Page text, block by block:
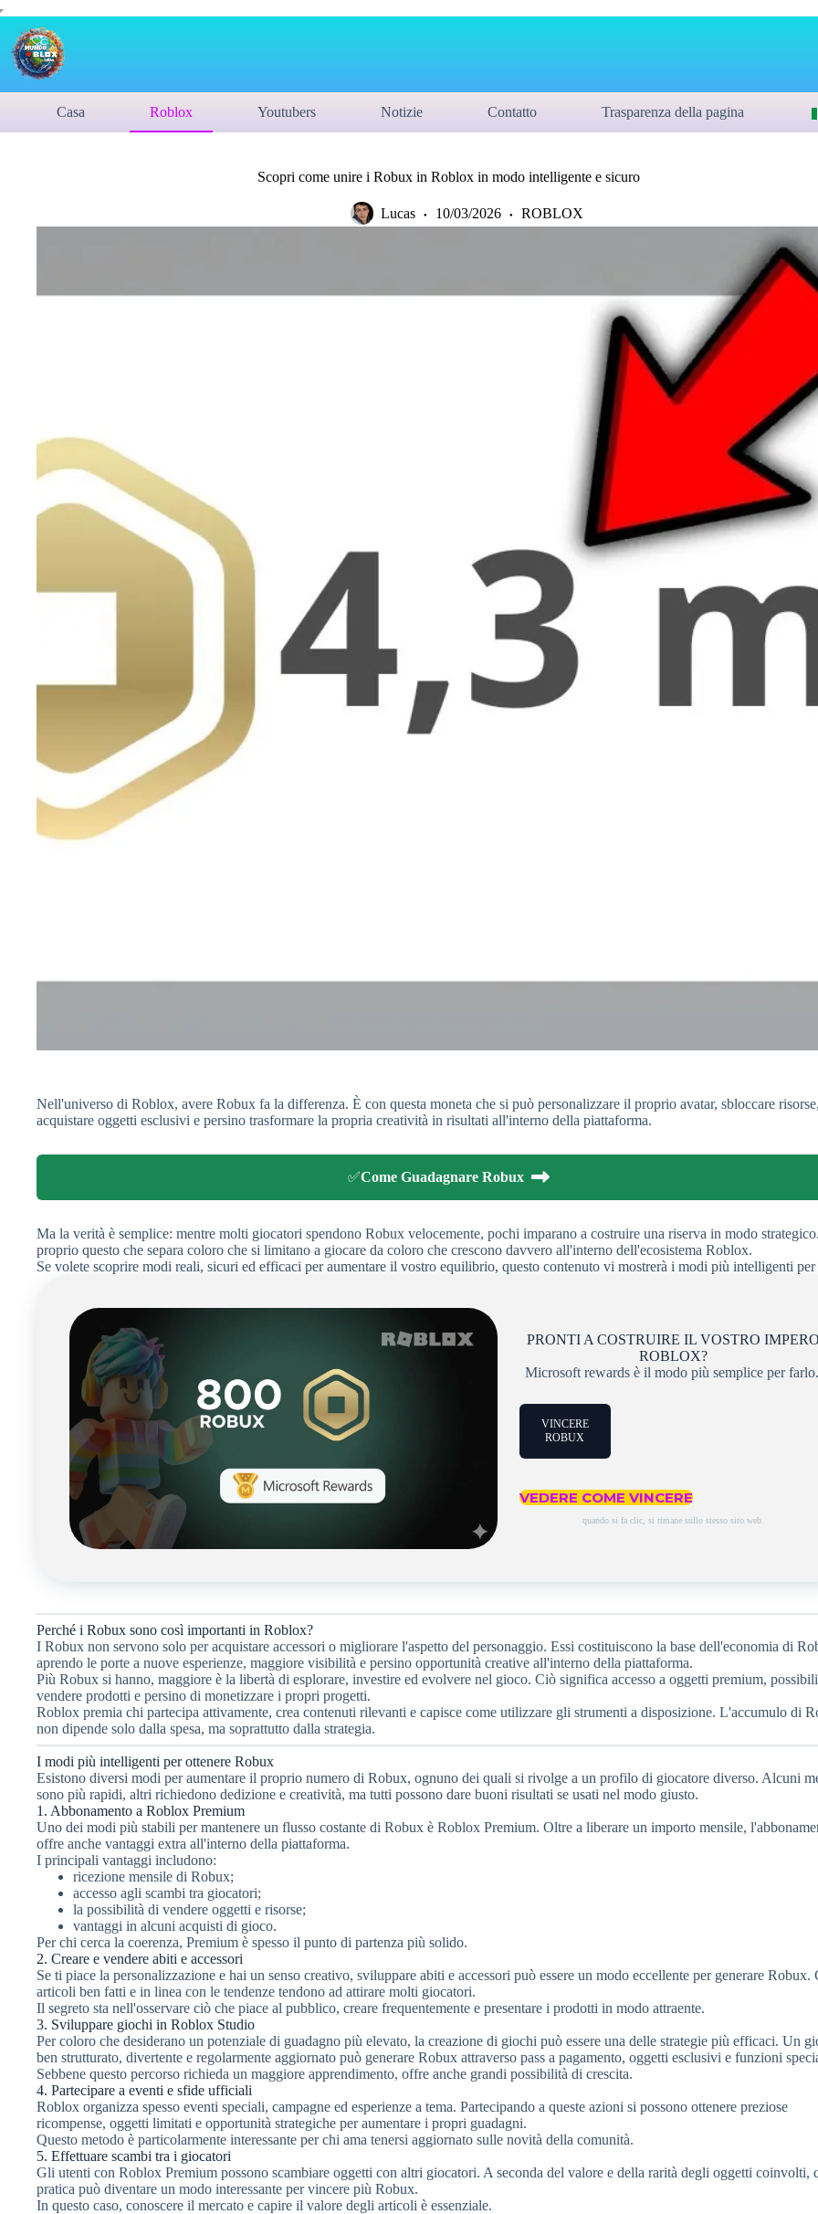
Casa Roblox Youtubers Notizie Contatto Trasparenza della pagina
Scopri come unire i Robux in Roblox in modo intelligente e sicuro
Lucas 10/03/2026 ROBLOX
Nell'universo di Roblox, avere Robux fa la differenza. È con questa moneta che si può personalizzare il proprio avatar, sbloccare
acquistare oggetti esclusivi e persino trasformare la propria creatività in risultati all'interno della piattaforma.
✅Come Guadagnare Robux
Ma la verità è semplice: mentre molti giocatori spendono Robux velocemente, pochi imparano a costruire una riserva in modo
proprio questo che separa coloro che si limitano a giocare da coloro che crescono davvero all'interno dell'ecosistema Roblox.
Se volete scoprire modi reali, sicuri ed efficaci per aumentare il vostro equilibrio, questo contenuto vi mostrerà i modi più intelligenti
PRONTI A COSTRUIRE IL VOSTRO
ROBLOX?
Microsoft rewards è il modo più semplice per farlo.
VINCERE
ROBUX
VEDERE COME VINCERE
quando si fa clic, si rimane sullo stesso sito web.
Perché i Robux sono così importanti in Roblox?
I Robux non servono solo per acquistare accessori o migliorare l'aspetto del personaggio. Essi costituiscono la base dell'economia di
aprendo le porte a nuove esperienze, maggiore visibilità e persino opportunità creative all'interno della piattaforma.
Più Robux si hanno, maggiore è la libertà di esplorare, investire ed evolvere nel gioco. Ciò significa accesso a oggetti premium,
vendere prodotti e persino di monetizzare i propri progetti.
Roblox premia chi partecipa attivamente, crea contenuti rilevanti e capisce come utilizzare gli strumenti a disposizione. L'accumulo di
non dipende solo dalla spesa, ma soprattutto dalla strategia.
I modi più intelligenti per ottenere Robux
Esistono diversi modi per aumentare il proprio numero di Robux, ognuno dei quali si rivolge a un profilo di giocatore diverso. Alcuni
sono più rapidi, altri richiedono dedizione e creatività, ma tutti possono dare buoni risultati se usati nel modo giusto.
1. Abbonamento a Roblox Premium
Uno dei modi più stabili per mantenere un flusso costante di Robux è Roblox Premium. Oltre a liberare un importo mensile,
offre anche vantaggi extra all'interno della piattaforma.
I principali vantaggi includono:
ricezione mensile di Robux;
accesso agli scambi tra giocatori;
la possibilità di vendere oggetti e risorse;
vantaggi in alcuni acquisti di gioco.
Per chi cerca la coerenza, Premium è spesso il punto di partenza più solido.
2. Creare e vendere abiti e accessori
Se ti piace la personalizzazione e hai un senso creativo, sviluppare abiti e accessori può essere un modo eccellente per generare Robux.
articoli ben fatti e in linea con le tendenze tendono ad attirare molti giocatori.
Il segreto sta nell'osservare ciò che piace al pubblico, creare frequentemente e presentare i prodotti in modo attraente.
3. Sviluppare giochi in Roblox Studio
Per coloro che desiderano un potenziale di guadagno più elevato, la creazione di giochi può essere una delle strategie più efficaci. Un
ben strutturato, divertente e regolarmente aggiornato può generare Robux attraverso pass a pagamento, oggetti esclusivi e funzioni
Sebbene questo percorso richieda un maggiore apprendimento, offre anche grandi possibilità di crescita.
4. Partecipare a eventi e sfide ufficiali
Roblox organizza spesso eventi speciali, campagne ed esperienze a tema. Partecipando a queste azioni si possono ottenere preziose
ricompense, oggetti limitati e opportunità strategiche per aumentare i propri guadagni.
Questo metodo è particolarmente interessante per chi ama tenersi aggiornato sulle novità della comunità.
5. Effettuare scambi tra i giocatori
Gli utenti con Roblox Premium possono scambiare oggetti con altri giocatori. A seconda del valore e della rarità degli oggetti coinvolti,
pratica può diventare un modo interessante per vincere più Robux.
In questo caso, conoscere il mercato e capire il valore degli articoli è essenziale.